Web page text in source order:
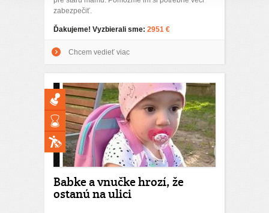
zabezpečiť.
Ďakujeme! Vyzbierali sme: 2951 €
Chcem vedieť viac
Babke a vnučke hrozí, že
ostanú na ulici